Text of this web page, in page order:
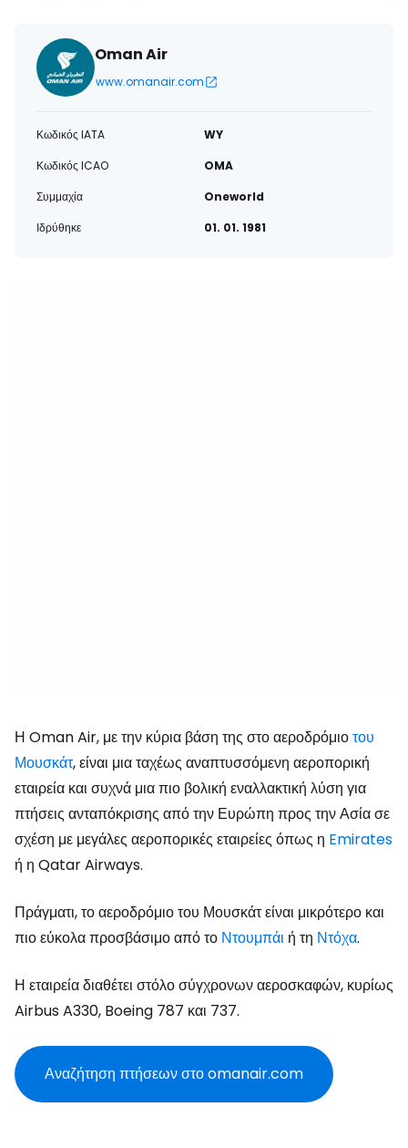
Oman Air
www.omanair.com
Κωδικός IATA
WY
Κωδικός ICAO
OMA
Συμμαχία
Oneworld
Ιδρύθηκε
01. 01. 1981
Η Oman Air, με την κύρια βάση της στο αεροδρόμιοτου
Μουσκάτ, είναι μια ταχέως αναπτυσσόμενη αεροπορική
εταιρεία και συχνά μια πιο βολική εναλλακτική λύση για
πτήσεις ανταπόκρισης από την Ευρώπη προς την Ασία σε
σχέση με μεγάλες αεροπορικές εταιρείες όπως η Emirates
ή η Qatar Airways.
Πράγματι, το αεροδρόμιο του Μουσκάτ είναι μικρότερο και
πιο εύκολα προσβάσιμο από το Ντουμπάι ή τη Ντόχα.
Η εταιρεία διαθέτει στόλο σύγχρονων αεροσκαφών, κυρίως
Airbus A330, Boeing 787 και 737.
Αναζήτηση πτήσεων στο omanair.com